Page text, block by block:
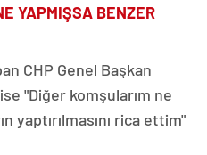
YAPMIŞSA BENZER
CHP Genel Başkan
"Diğer komşularım ne
yaptırılmasını rica ettim"